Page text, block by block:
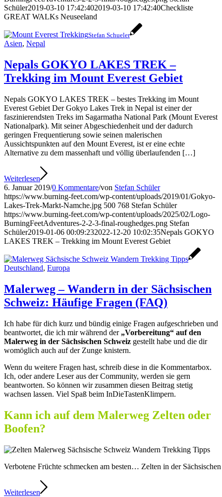
Schüler2019-03-10 17:42:402019-03-10 17:42:40Checkliste
GREAT WALKs Neuseeland
Stefan Schueler
Asien, Nepal
Nepals GOKYO LAKES TREK –
Trekking im Mount Everest Gebiet
Nepals GOKYO LAKES TREK – bestes Trekking im Mount
Everest Gebiet Der Gokyo Lakes Trek in Nepal ist einer der
faszinierendsten Treks im Sagarmatha National Park (Mount Everest
Nationalpark). Mit seiner Abgeschiedenheit und der dadurch
geringen Frequentierung sowie seinen malerischen
Aussichtspunkten auf den Mount Everest, ist er eine echte
Alternative zu dem massenhaft und völlig überlaufenden […]
Weiterlesen
6. Januar 2019/0 Kommentare/von Stefan Schüler
https://www.burning-feet.com/wp-content/uploads/2019/01/Gokyo-
Lakes-Trek-Markt-Namche.jpg 500 768 Stefan Schüler
https://www.burning-feet.com/wp-content/uploads/2025/02/Logo-
BurningFeetAdventures-2-2-3-final-roughedges.png Stefan
Schüler2019-01-06 00:09:232022-12-20 10:02:35Nepals GOKYO
LAKES TREK – Trekking im Mount Everest Gebiet
Deutschland, Europa
Malerweg – Wandern in der Sächsischen
Schweiz: Häufige Fragen (FAQ)
Ich habe für dich kurz und bündig einige Fragen aufgeschrieben und
beantwortet, die ich mir während der „Vorbereitung“ auf den
Malerweg in der Sächsischen Schweiz gestellt habe und die dir
womöglich auch auf der Zunge knistern.
Wenn du weitere Fragen hast, schreib diese in die Kommentarbox.
Ich, oder andere Leser aus der Community, werden sie gern
beantworten. So können wir zusammen diesen Beitrag stetig
wachsen lassen. Viel Spaß beim InDieTastenKlimpern.
Kann ich auf dem Malerweg Zelten oder
Boofen?
Verbotene Früchte schmecken am besten… Zelten in der
Weiterlesen